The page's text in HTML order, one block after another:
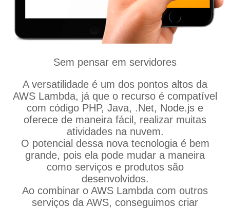
Sem pensar em servidores
A versatilidade é um dos pontos altos da
AWS Lambda, já que o recurso é compatível
com código PHP, Java, .Net, Node.js e
oferece de maneira fácil, realizar muitas
atividades na nuvem.
O potencial dessa nova tecnologia é bem
grande, pois ela pode mudar a maneira
como serviços e produtos são
desenvolvidos.
Ao combinar o AWS Lambda com outros
serviços da AWS, conseguimos criar